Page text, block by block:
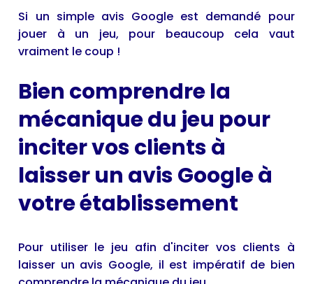
Si un simple avis Google est demandé pour
jouer à un jeu, pour beaucoup cela vaut
vraiment le coup !
Bien comprendre la
mécanique du jeu pour
inciter vos clients à
laisser un avis Google à
votre établissement
Pour utiliser le jeu afin d'inciter vos clients à
laisser un avis Google, il est impératif de bien